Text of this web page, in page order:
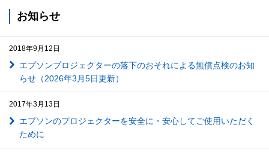
お知らせ
2018年9月12日
エプソンプロジェクターの落下のおそれによる無償点検のお知
らせ（2026年3月5日更新）
2017年3月13日
エプソンのプロジェクターを安全に・安心してご使用いただく
ために